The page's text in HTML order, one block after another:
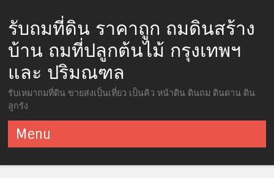
รับถมที่ดิน ราคาถูก ถมดินสร้าง
บ้าน ถมที่ปลูกต้นไม้ กรุงเทพฯ
และ ปริมณฑล
รับเหมาถมที่ดิน ขายส่งเป็นเที่ยว เป็นคิว หน้าดิน ดินถม ดินดาน ดิน
ลูกรัง
Menu